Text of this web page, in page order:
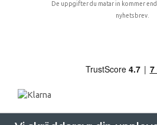
De uppgifter du matar in kommer
nyhetsbrev.